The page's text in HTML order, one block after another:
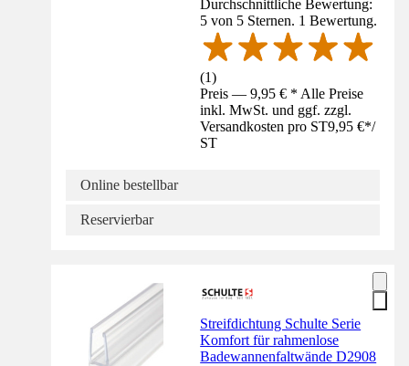
Durchschnittliche Bewertung:
5 von 5 Sternen. 1 Bewertung.
(1)
Preis — 9,95 € * Alle Preise
inkl. MwSt. und ggf. zzgl.
Versandkosten pro ST9,95 €*/
ST
Online bestellbar
Reservierbar
Streifdichtung Schulte Serie
Komfort für rahmenlose
Badewannenfaltwände D2908